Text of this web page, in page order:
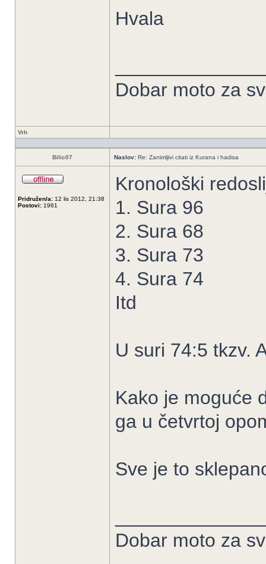
Hvala
Dobar moto za
Vrh
Bilic07 Naslov: Re: Zanimljivi citati iz Kurana i hadisa
Pridružen/a: 12 lis 2012, 21:38
Postovi: 1961
Kronološki
1. Sura 96
2. Sura 68
3. Sura 73
4. Sura 74
Itd
U suri 74:5 tkzv.
Kako je moguće
ga u četvrtoj
Sve je to
Dobar moto za